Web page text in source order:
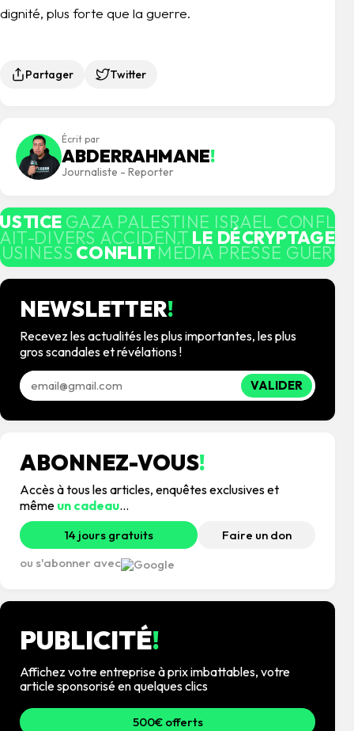
dignité, plus forte que la guerre.
Partager Twitter
Écrit par
ABDERRAHMANE!
Journaliste - Reporter
GAZA PALESTINE ISRAEL
DIVERS ACCIDENT LE DÉCRYPTAGE
CONFLIT MÉDIA PRESSE
NEWSLETTER!
Recevez les actualités les plus importantes, les plus
gros scandales et révélations !
VALIDER
ABONNEZ-VOUS!
Accès à tous les articles, enquêtes exclusives et
même un cadeau...
14 jours gratuits
Faire un don
ou s'abonner avec
PUBLICITÉ!
Affichez votre entreprise à prix imbattables, votre
article sponsorisé en quelques clics
500€ offerts